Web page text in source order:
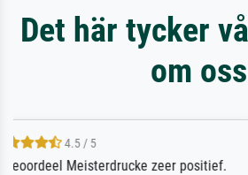
Det här tycker
om oss
Die Zufriedenheit ist auch